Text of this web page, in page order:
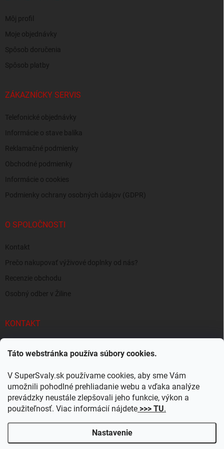
Táto webstránka používa súbory cookies.
V SuperSvaly.sk používame cookies, aby sme Vám
umožnili pohodlné prehliadanie webu a vďaka analýze
prevádzky neustále zlepšovali jeho funkcie, výkon a
použiteľnosť. Viac informácií nájdete >>> TU.
Nastavenie
Môj profil
Moje objednávky
Spôsob doručenia
Spôsob platby
ZÁKAZNÍCKY SERVIS
Telefonické objednávky
Informácie o stave balíka
Reklamačné podmienky
Obchodné podmienky
Informácie o cookies
Podmienky ochrany osobných údajov (GDPR)
O SPOLOČNOSTI
Kontakt
Prečo nakupovať výživové doplnky od nás?
Recenzie obchodu
Osobný odber v Žiline
KONTAKT
SuperSvaly.sk - doplnky výživy
supersvaly.sk